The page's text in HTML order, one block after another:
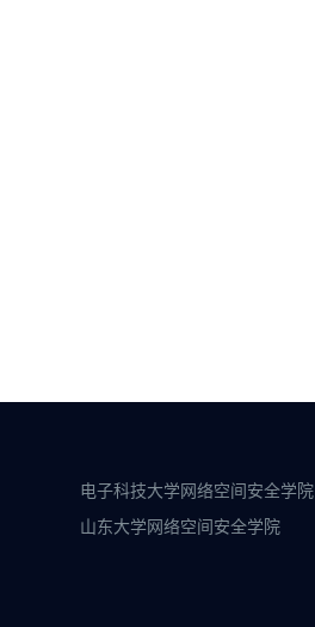
电子科技大学网络空间安全学院
山东大学网络空间安全学院